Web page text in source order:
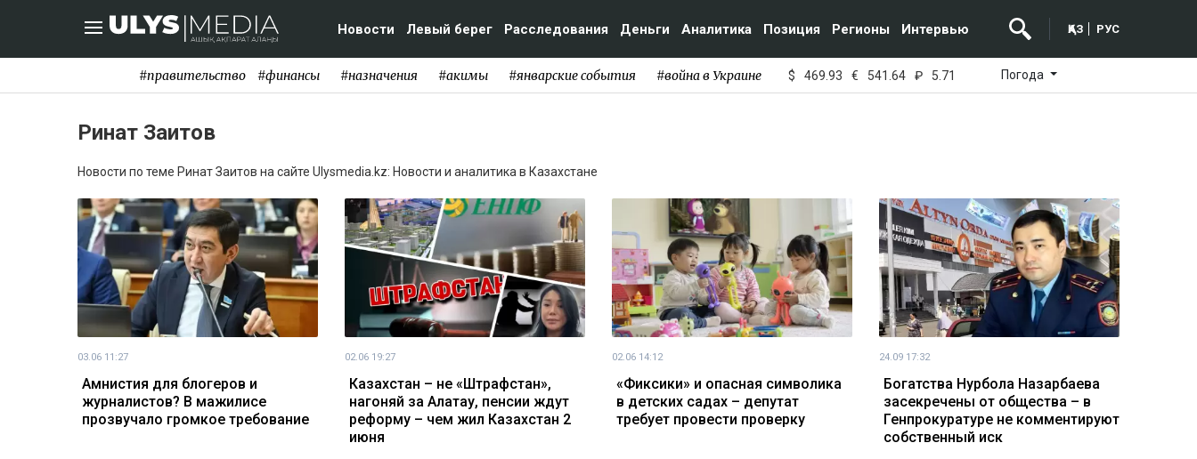
Новости Левый берег Расследования Деньги Аналитика Позиция Регионы Интервью ҚАЗ РУС
#правительство #финансы #назначения #акимы #январские события #война в Украине $ 469.93 € 541.64 ₽ 5.71 Погода
Ринат Заитов
Новости по теме Ринат Заитов на сайте Ulysmedia.kz: Новости и аналитика в Казахстане
03.06 11:27
Амнистия для блогеров и
журналистов? В мажилисе
прозвучало громкое требование
02.06 19:27
Казахстан – не «Штрафстан»,
нагоняй за Алатау, пенсии ждут
реформу – чем жил Казахстан 2
июня
02.06 14:12
«Фиксики» и опасная символика
в детских садах – депутат
требует провести проверку
24.09 17:32
Богатства Нурбола Назарбаева
засекречены от общества – в
Генпрокуратуре не комментируют
собственный иск